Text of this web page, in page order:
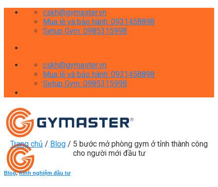
Skip
cskh@gymaster.vn
Mua lẻ và bảo hành: 0931458898
Setup Gym: 0985315998
cskh@gymaster.vn
Mua lẻ và bảo hành: 0931458898
Setup Gym: 0985315998
Trang chủ / Blog / 5 bước mở phòng gym ở tỉnh thành công
cho người mới đầu tư
Blog,Kinh nghiệm đầu tư